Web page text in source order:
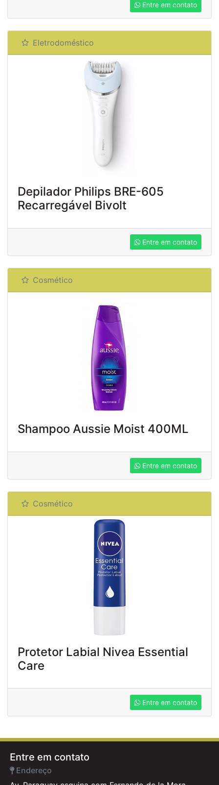
Entre em contato
Eletrodoméstico
Depilador Philips BRE-605
Recarregável Bivolt
Entre em contato
Cosmético
Shampoo Aussie Moist 400ML
Entre em contato
Cosmético
Protetor Labial Nivea Essential
Care
Entre em contato
Entre em contato
Endereço